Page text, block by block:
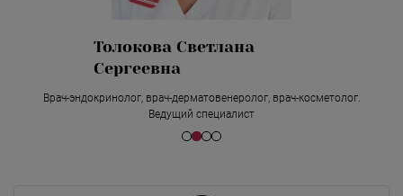
Толокова Светлана
Сергеевна
Врач-эндокринолог, врач-дерматовенеролог, врач-косметолог.
Ведущий специалист